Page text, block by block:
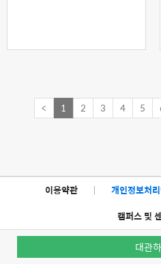
< 1 2 3 4 5
이용약관 | 개인정보처
캠퍼스 및
대관